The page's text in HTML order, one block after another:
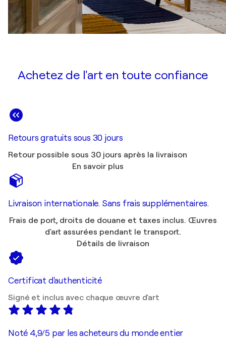
Achetez de l'art en toute confiance
Retours gratuits sous 30 jours
Retour possible sous 30 jours après la livraison
En savoir plus
Livraison internationale. Sans frais supplémentaires.
Frais de port, droits de douane et taxes inclus. Œuvres
d'art assurées pendant le transport.
Détails de livraison
Certificat d'authenticité
Signé et inclus avec chaque œuvre d'art
Noté 4,9/5 par les acheteurs du monde entier